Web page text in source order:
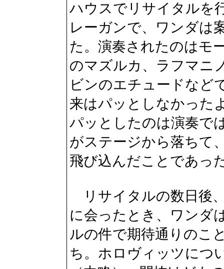
ハウスでリサイタルを
レーガンで、ワンダは
た。演奏されたのはモ
のマズルカ、ラフマニ
ビンのエチュードなど
来はパッとしなかった
パッとしたのは演奏で
がステージから落ちて
飛び込んだことであっ
リサイタルの数日後
に会ったとき、ワンダ
ルの件で期待通りのこ
ち。ホロヴィッツにつ